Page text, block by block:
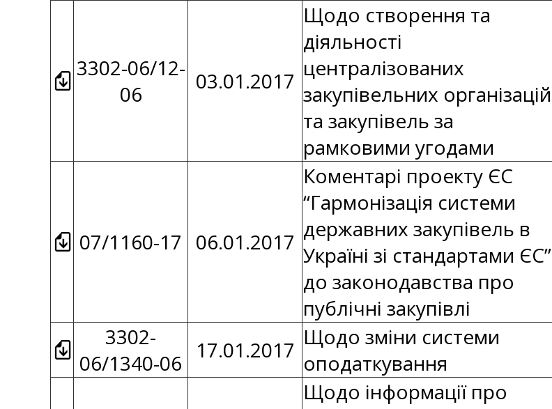
3302-06/12-
06
03.01.2017
Щодо створення та
діяльності
централізованих
закупівельних організацій
та закупівель за
рамковими угодами
07/1160-17 06.01.2017
Коментарі проекту ЄС
“Гармонізація системи
державних закупівель в
Україні зі стандартами ЄС”
до законодавства про
публічні закупівлі
3302-
06/1340-06
17.01.2017 Щодо зміни системи
оподаткування
Щодо інформації про